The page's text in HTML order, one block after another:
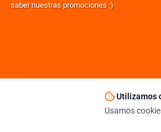
saber nuestras promociones ;)
© DJMANIA 2000-2026 TODOS LOS
TIENDA DJ ESPECIALISTA EN SONIDO E
Utilizamos
Usamos